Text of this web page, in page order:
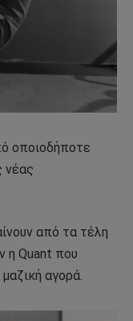
οποιοδήποτε
νέας
από τα τέλη
η Quant που
αγορά.